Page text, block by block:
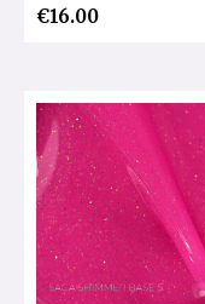
€16.00